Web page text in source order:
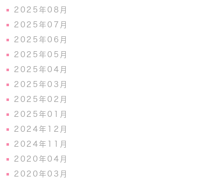
2025年08月
2025年07月
2025年06月
2025年05月
2025年04月
2025年03月
2025年02月
2025年01月
2024年12月
2024年11月
2020年04月
2020年03月